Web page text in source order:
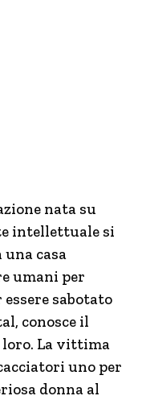
nata su
intellettuale si
casa
umani per
sabotato
conosce il
loro. La vittima
uno per
donna al